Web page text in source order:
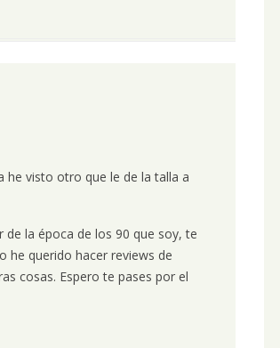
he visto otro que le de la talla a
la época de los 90 que soy, te
he querido hacer reviews de
cosas. Espero te pases por el